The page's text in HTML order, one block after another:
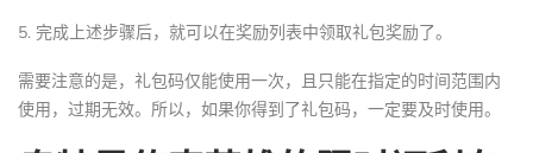
5. 完成上述步骤后，就可以在奖励列表中领取礼包奖励了。
需要注意的是，礼包码仅能使用一次，且只能在指定的时间范围内
使用，过期无效。所以，如果你得到了礼包码，一定要及时使用。